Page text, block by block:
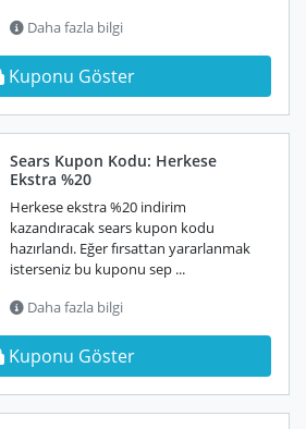
Daha fazla bilgi
Kuponu Göster
Sears Kupon Kodu: Herkese
Ekstra %20
Herkese ekstra %20 indirim
kazandıracak sears kupon kodu
hazırlandı. Eğer fırsattan yararlanmak
isterseniz bu kuponu sep ...
Daha fazla bilgi
Kuponu Göster